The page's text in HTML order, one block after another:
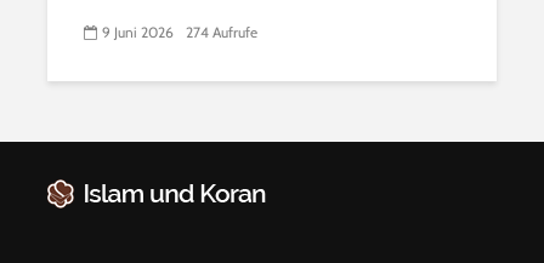
9 Juni 2026 274 Aufrufe